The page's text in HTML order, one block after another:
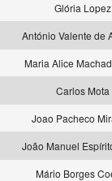
Glória Lopez
António Valente de
Maria Alice
Carlos Mota
Joao Pacheco
João Manuel
Mário Borges